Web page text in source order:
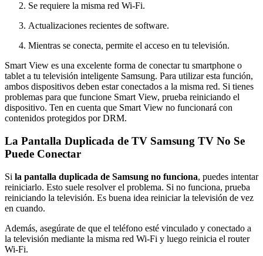
Se requiere la misma red Wi-Fi.
Actualizaciones recientes de software.
Mientras se conecta, permite el acceso en tu televisión.
Smart View es una excelente forma de conectar tu smartphone o
tablet a tu televisión inteligente Samsung. Para utilizar esta función,
ambos dispositivos deben estar conectados a la misma red. Si tienes
problemas para que funcione Smart View, prueba reiniciando el
dispositivo. Ten en cuenta que Smart View no funcionará con
contenidos protegidos por DRM.
La Pantalla Duplicada de TV Samsung TV No Se
Puede Conectar
Si la pantalla duplicada de Samsung no funciona, puedes intentar
reiniciarlo. Esto suele resolver el problema. Si no funciona, prueba
reiniciando la televisión. Es buena idea reiniciar la televisión de vez
en cuando.
Además, asegúrate de que el teléfono esté vinculado y conectado a
la televisión mediante la misma red Wi-Fi y luego reinicia el router
Wi-Fi.